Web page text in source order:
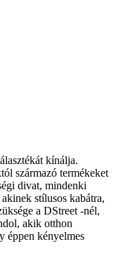
kínálja.
származó termékeket
divat, mindenki
stílusos kabátra,
a DStreet -nél,
akik otthon
éppen kényelmes